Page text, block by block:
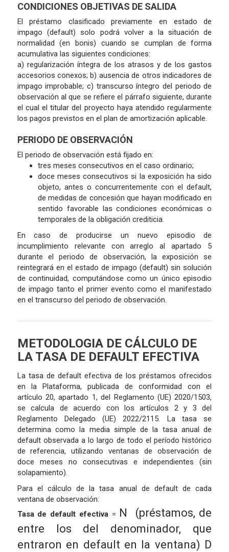
CONDICIONES OBJETIVAS DE SALIDA
El préstamo clasificado previamente en estado de
impago (default) solo podrá volver a la situación de
normalidad (en bonis) cuando se cumplan de forma
acumulativa las siguientes condiciones:
a) regularización íntegra de los atrasos y de los gastos
accesorios conexos; b) ausencia de otros indicadores de
impago improbable; c) transcurso íntegro del periodo de
observación al que se refiere el párrafo siguiente, durante
el cual el titular del proyecto haya atendido regularmente
los pagos previstos en el plan de amortización aplicable.
PERIODO DE OBSERVACIÓN
El periodo de observación está fijado en:
tres meses consecutivos en el caso ordinario;
doce meses consecutivos si la exposición ha sido
objeto, antes o concurrentemente con el default,
de medidas de concesión que hayan modificado en
sentido favorable las condiciones económicas o
temporales de la obligación crediticia.
En caso de producirse un nuevo episodio de
incumplimiento relevante con arreglo al apartado 5
durante el periodo de observación, la exposición se
reintegrará en el estado de impago (default) sin solución
de continuidad, computándose como un único episodio
de impago tanto el primer evento como el manifestado
en el transcurso del periodo de observación.
METODOLOGIA DE CÁLCULO DE
LA TASA DE DEFAULT EFECTIVA
La tasa de default efectiva de los préstamos ofrecidos
en la Plataforma, publicada de conformidad con el
artículo 20, apartado 1, del Reglamento (UE) 2020/1503,
se calcula de acuerdo con los artículos 2 y 3 del
Reglamento Delegado (UE) 2022/2115. La tasa se
determina como la media simple de la tasa anual de
default observada a lo largo de todo el período histórico
de referencia, utilizando ventanas de observación de
doce meses no consecutivas e independientes (sin
solapamiento).
Para el cálculo de la tasa anual de default de cada
ventana de observación:
Tasa de default efectiva= N
(préstamos, de
entre los del denominador, que
entraron en default en la ventana) D